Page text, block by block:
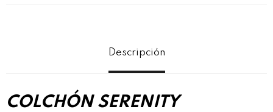
Descripción
COLCHÓN SERENITY